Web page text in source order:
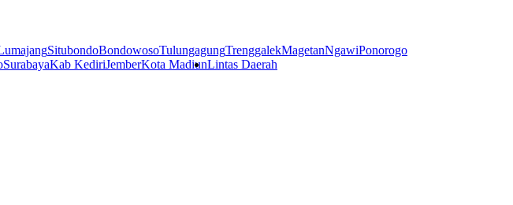
SitubondoBondowosoTulungagungTrenggalekMagetanNgawiPonorogo
SurabayaKab KediriJemberKota MadiunLintas Daerah